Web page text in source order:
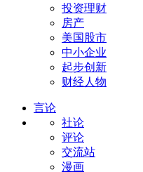
投资理财
房产
美国股市
中小企业
起步创新
财经人物
言论
社论
评论
交流站
漫画